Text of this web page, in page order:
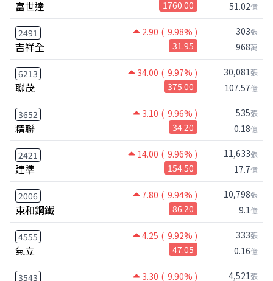
富世達 1760.00 51.02億
2491 2.90 ( 9.98% )
吉祥全 31.95
303張
968萬
6213 34.00 ( 9.97% )
聯茂 375.00
30,081張
107.57億
3652 3.10 ( 9.96% )
精聯 34.20
535張
0.18億
2421 14.00 ( 9.96% )
建準 154.50
11,633張
17.7億
2006 7.80 ( 9.94% )
東和鋼鐵 86.20
10,798張
9.1億
4555 4.25 ( 9.92% )
氣立 47.05
333張
0.16億
3543 3.30 ( 9.90% ) 4,521張